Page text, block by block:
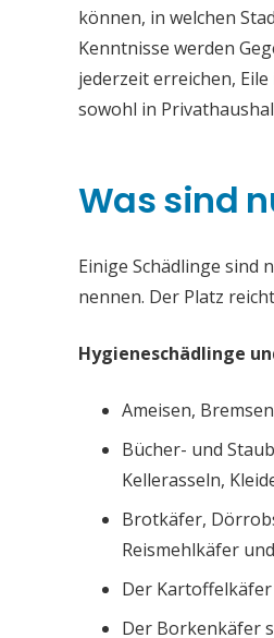
können, in welchen
Kenntnisse werden
jederzeit erreichen,
sowohl in
Was sind
Einige Schädlinge sind
nennen. Der Platz
Hygieneschädlinge
Ameisen,
Bücher- und
Kellerasseln,
Brotkäfer,
Reismehlkäfer
Der
Der Borkenkäfer